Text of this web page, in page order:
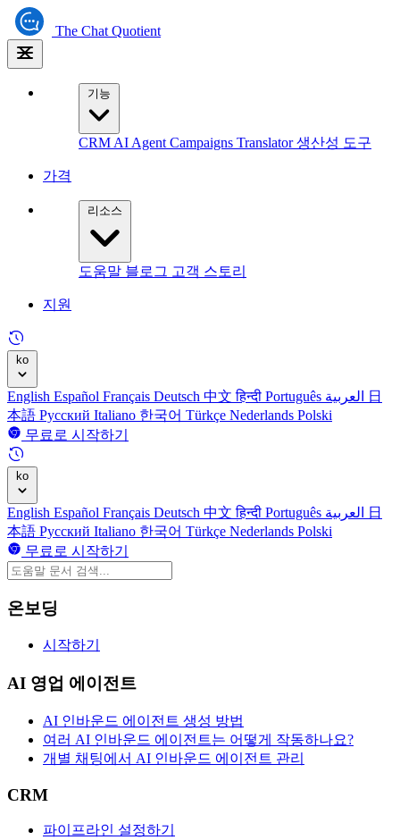
The Chat Quotient
기능
CRM AI Agent Campaigns Translator생산성 도구
가격
리소스
도움말 블로그 고객 스토리
지원
ko
English Español Français Deutsch 中文हिन्दी Português
日
本語 Русский Italiano 한국어 Türkçe Nederlands Polski
무료로 시작하기
ko
English Español Français Deutsch 中文हिन्दी Português
日
本語 Русский Italiano 한국어 Türkçe Nederlands Polski
무료로 시작하기
온보딩
시작하기
AI 영업 에이전트
AI 인바운드 에이전트 생성 방법
여러 AI 인바운드 에이전트는 어떻게 작동하나요?
개별 채팅에서 AI 인바운드 에이전트 관리
CRM
파이프라인 설정하기